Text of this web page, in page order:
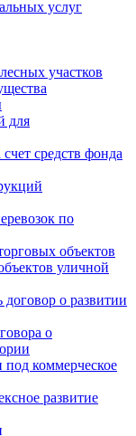
услуг
участков
для
средств фонда
по
объектов
уличной
о развитии
о
коммерческое
развитие